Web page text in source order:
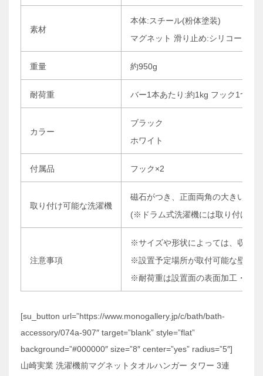
素材
本体:スチール(粉体塗装)
マグネット 滑り止め:シリコーン
重量 約950g
耐荷重 バー1本あたり:約1kg フック1つあ
カラー
ブラック
ホワイト
付属品 フック×2
取り付け可能な洗濯機
磁石がつき、正面両角の大きいカ
(※ドラム式洗濯機には取り付けら
注意事項
※サイズや形状によっては、収納
※設置予定場所が取付可能な壁面
※耐荷重は設置面の表面加工・材
[su_button url=”https://www.monogallery.jp/c/bath/bath-
accessory/074a-907″ target=”blank” style=”flat”
background=”#000000″ size=”8″ center=”yes” radius=”5″]
山崎実業 洗濯機前マグネットタオルハンガー タワー 3連